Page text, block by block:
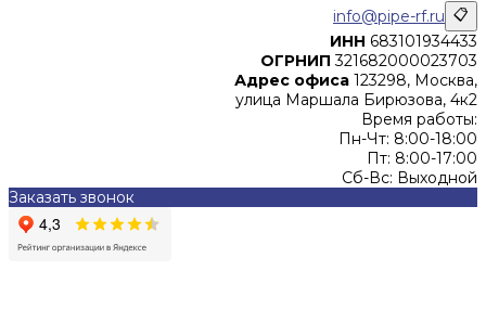
info@pipe-rf.ru 📋
ИНН 683101934433
ОГРНИП 321682000023703
Адрес офиса 123298, Москва,
улица Маршала Бирюзова, 4к2
Время работы:
Пн-Чт: 8:00-18:00
Пт: 8:00-17:00
Сб-Вс: Выходной
Заказать звонок